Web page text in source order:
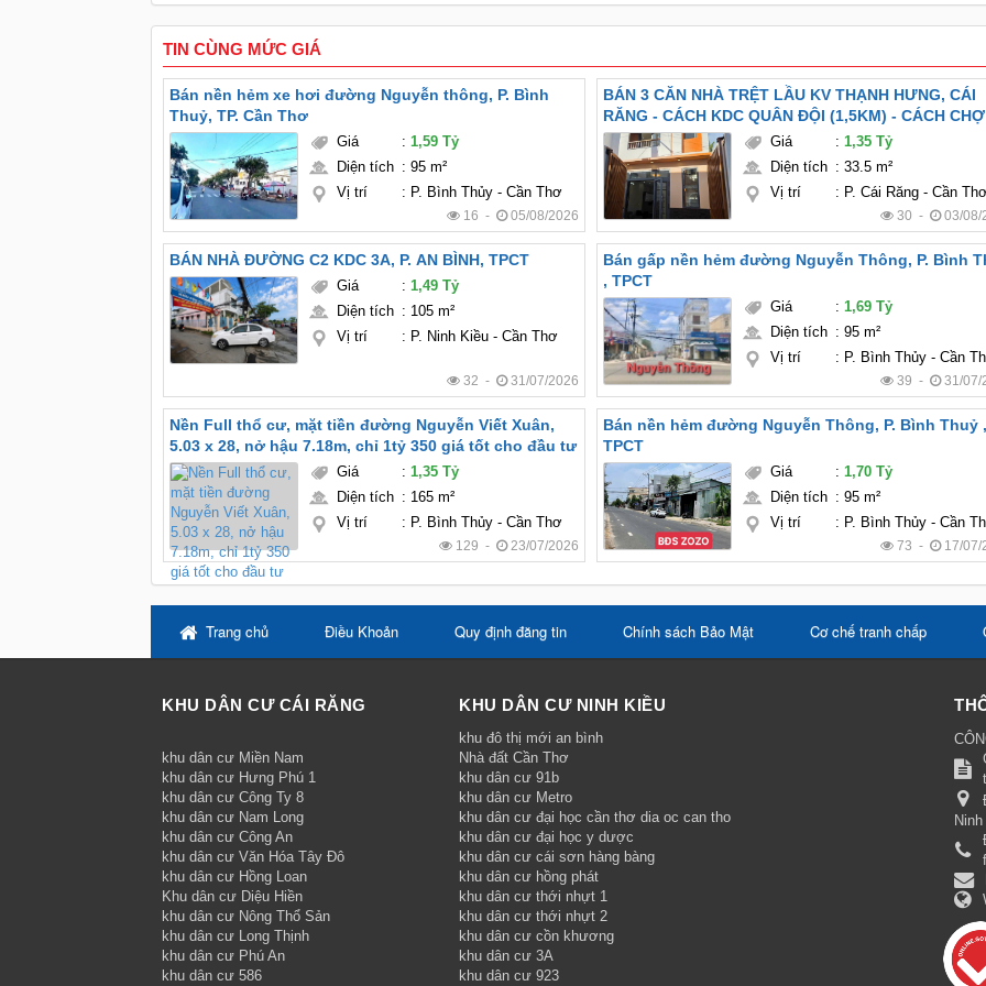
TIN CÙNG MỨC GIÁ
Bán nền hẻm xe hơi đường Nguyễn thông, P. Bình
Thuỷ, TP. Cần Thơ
Giá :1,59 Tỷ
Diện tích :95 m²
Vị trí
: P. Bình Thủy - Cần Thơ
16 - 05/08/2026
BÁN 3 CĂN NHÀ TRỆT LẦU KV THẠNH HƯNG, CÁI
RĂNG - CÁCH KDC QUÂN ĐỘI (1,5KM) - CÁCH CHỢ
10 (2KM) - FULL NỘI THẤT
Giá :1,35 Tỷ
Diện tích :33.5 m²
Vị trí
: P. Cái Răng - Cần
30 - 03/08/
BÁN NHÀ ĐƯỜNG C2 KDC 3A, P. AN BÌNH, TPCT
Giá :1,49 Tỷ
Diện tích : 105 m²
Vị trí
: P. Ninh Kiều - Cần Thơ
32 - 31/07/2026
Bán gấp nền hẻm đường Nguyễn Thông, P. Bình
, TPCT
Giá :1,69 Tỷ
Diện tích :95 m²
Vị trí
: P. Bình Thủy - Cần
39 - 31/07/
Nền Full thổ cư, mặt tiền đường Nguyễn Viết Xuân,
5.03 x 28, nở hậu 7.18m, chỉ 1tỷ 350 giá tốt cho đầu tư
Giá :1,35 Tỷ
Diện tích : 165 m²
Vị trí
: P. Bình Thủy - Cần Thơ
129 - 23/07/2026
Bán nền hẻm đường Nguyễn Thông, P. Bình Thuỷ ,
TPCT
Giá :1,70 Tỷ
Diện tích :95 m²
Vị trí
: P. Bình Thủy - Cần
73 - 17/07/
Trang chủ Điều Khoản Quy định đăng tin Chính sách Bảo Mật Cơ chế tranh chấp
KHU DÂN CƯ CÁI RĂNG
khu dân cư Miền Nam
khu dân cư Hưng Phú 1
khu dân cư Công Ty 8
khu dân cư Nam Long
khu dân cư Công An
khu dân cư Văn Hóa Tây Đô
khu dân cư Hồng Loan
Khu dân cư Diệu Hiền
khu dân cư Nông Thổ Sản
khu dân cư Long Thịnh
khu dân cư Phú An
khu dân cư 586
KHU DÂN CƯ NINH KIỀU
khu đô thị mới an bình
Nhà đất Cần Thơ
khu dân cư 91b
khu dân cư Metro
khu dân cư đại học cần thơ dia oc can tho
khu dân cư đại học y dược
khu dân cư cái sơn hàng bàng
khu dân cư hồng phát
khu dân cư thới nhựt 1
khu dân cư thới nhựt 2
khu dân cư cồn khương
khu dân cư 3A
khu dân cư 923